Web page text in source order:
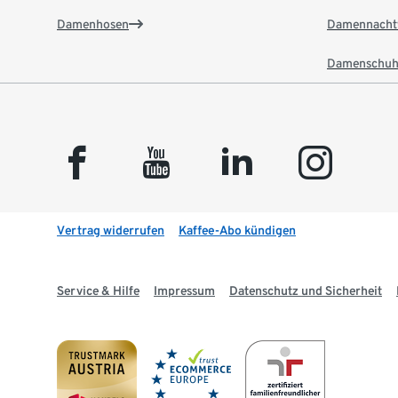
Damenhosen
facebook youtube linkedin instagram
Vertrag widerrufen Kaffee-Abo kündigen
Service & Hilfe Impressum Datenschutz und Sicherheit